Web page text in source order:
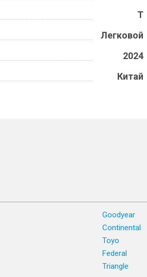
T
Легковой
2024
Китай
Goodyear
Continental
Toyo
Federal
Triangle